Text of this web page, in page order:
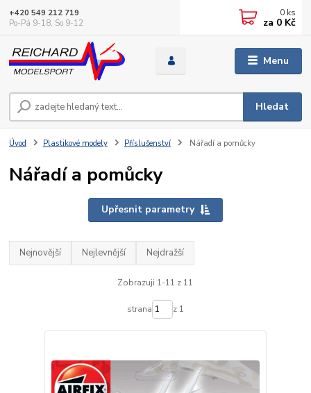
Menu
Hledat
+420 549 212 719
Po-Pá 9-18, So 9-12
0 ks
za 0 Kč
Úvod Plastikové modely Příslušenství Nářadí a pomůcky
Nářadí a pomůcky
Upřesnit parametry
Nejnovější Nejlevnější Nejdražší
Zobrazuji 1-11 z 11
strana z 1